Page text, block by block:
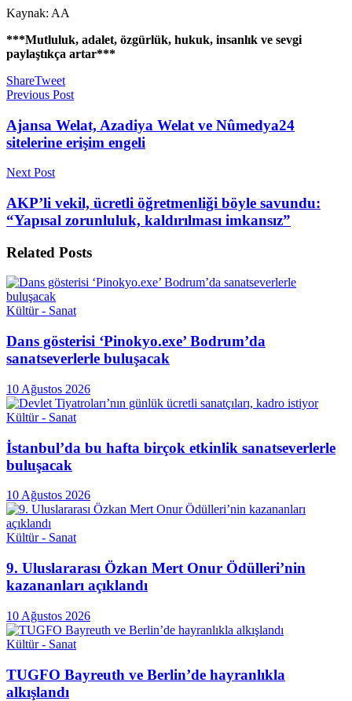
Kaynak: AA
***Mutluluk, adalet, özgürlük, hukuk, insanlık ve sevgi
paylaştıkça artar***
ShareTweet
Previous Post
Ajansa Welat, Azadiya Welat ve Nûmedya24
sitelerine erişim engeli
Next Post
AKP’li vekil, ücretli öğretmenliği böyle savundu:
“Yapısal zorunluluk, kaldırılması imkansız”
Related Posts
Kültür - Sanat
Dans gösterisi ‘Pinokyo.exe’ Bodrum’da
sanatseverlerle buluşacak
10 Ağustos 2026
Kültür - Sanat
İstanbul’da bu hafta birçok etkinlik sanatseverlerle
buluşacak
10 Ağustos 2026
Kültür - Sanat
9. Uluslararası Özkan Mert Onur Ödülleri’nin
kazananları açıklandı
10 Ağustos 2026
Kültür - Sanat
TUGFO Bayreuth ve Berlin’de hayranlıkla
alkışlandı